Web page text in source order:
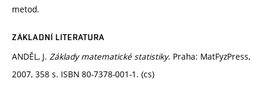
metod.
ZÁKLADNÍ LITERATURA
ANDĚL, J. Základy matematické statistiky. Praha: MatFyzPress,
2007, 358 s. ISBN 80-7378-001-1. (cs)